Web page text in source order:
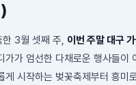
한 3월 셋째 주, 이번 주말 대구
가가 엄선한 다채로운 행사들이
게 시작하는 벚꽃축제부터 흥미